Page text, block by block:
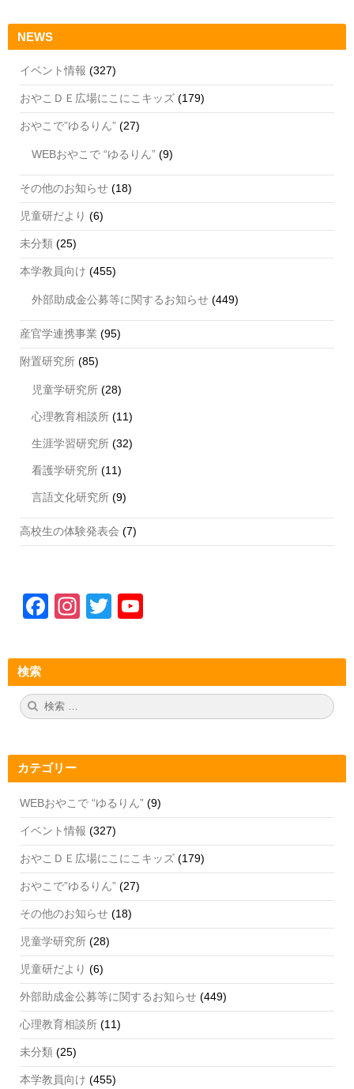
NEWS
イベント情報 (327)
おやこＤＥ広場にこにこキッズ (179)
おやこで”ゆるりん” (27)
WEBおやこで “ゆるりん” (9)
その他のお知らせ (18)
児童研だより (6)
未分類 (25)
本学教員向け (455)
外部助成金公募等に関するお知らせ (449)
産官学連携事業 (95)
附置研究所 (85)
児童学研究所 (28)
心理教育相談所 (11)
生涯学習研究所 (32)
看護学研究所 (11)
言語文化研究所 (9)
高校生の体験発表会 (7)
F
c
e
b
o
k
In
a
gr
T
tt
er
u
T
e
C
h
n
el
検索
検
索:
カテゴリー
WEBおやこで “ゆるりん” (9)
イベント情報 (327)
おやこＤＥ広場にこにこキッズ (179)
おやこで”ゆるりん” (27)
その他のお知らせ (18)
児童学研究所 (28)
児童研だより (6)
外部助成金公募等に関するお知らせ (449)
心理教育相談所 (11)
未分類 (25)
本学教員向け (455)